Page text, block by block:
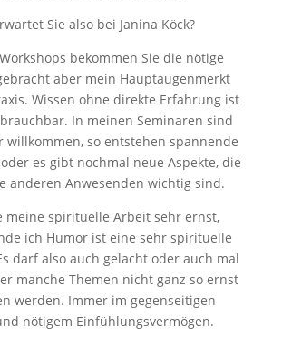
Sie also bei Janina Köck?
bekommen Sie die nötige
aber mein Hauptaugenmerkt
Wissen ohne direkte Erfahrung ist
In meinen Seminaren sind
willkommen, so entstehen spannende
es gibt nochmal neue Aspekte, die
anderen Anwesenden wichtig sind.
meine spirituelle Arbeit sehr ernst,
ich Humor ist eine sehr spirituelle
darf also auch gelacht oder auch mal
manche Themen nicht ganz so ernst
werden. Immer im gegenseitigen
nötigem Einfühlungsvermögen.